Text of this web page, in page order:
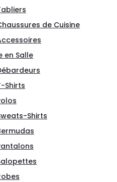
de Cuisine
en Salle
Shirts
Shirts